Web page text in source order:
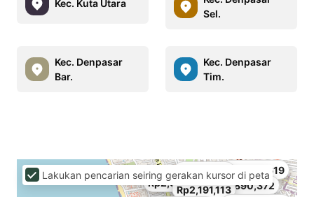
Kec. Kuta Utara
Sel.
Kec. Denpasar
Bar.
Kec. Denpasar
Tim.
Rp1,990,619
Rp2,191,113
Rp2,592,101 Rp1,890,372
Rp830,618
Lakukan pencarian seiring gerakan kursor di peta